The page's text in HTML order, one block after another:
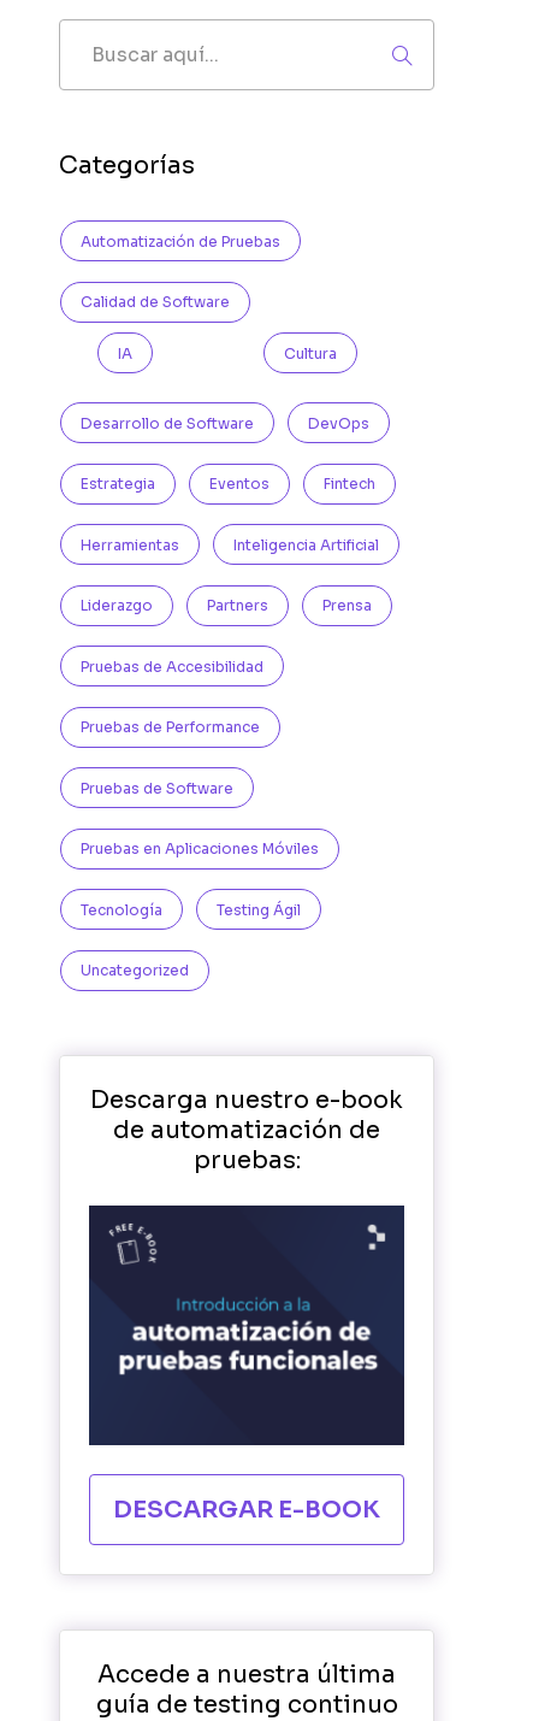
Categorías
Automatización de Pruebas
Calidad de Software
IA Cultura
Desarrollo de Software DevOps
Estrategia Eventos Fintech
Herramientas Inteligencia Artificial
Liderazgo Partners Prensa
Pruebas de Accesibilidad
Pruebas de Performance
Pruebas de Software
Pruebas en Aplicaciones Móviles
Tecnología Testing Ágil
Uncategorized
Descarga nuestro e-book
de automatización de
pruebas:
DESCARGAR E-BOOK
Accede a nuestra última
guía de testing continuo